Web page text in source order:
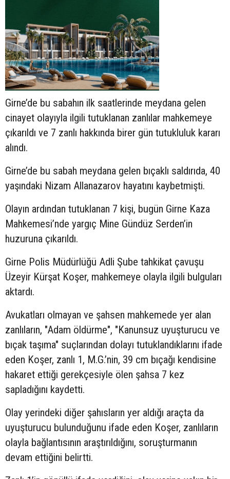
Girne’de bu sabahın ilk saatlerinde meydana gelen
cinayet olayıyla ilgili tutuklanan zanlılar mahkemeye
çıkarıldı ve 7 zanlı hakkında birer gün tutukluluk kararı
alındı.
Girne’de bu sabah meydana gelen bıçaklı saldırıda, 40
yaşındaki Nizam Allanazarov hayatını kaybetmişti.
Olayın ardından tutuklanan 7 kişi, bugün Girne Kaza
Mahkemesi’nde yargıç Mine Gündüz Serden’in
huzuruna çıkarıldı.
Girne Polis Müdürlüğü Adli Şube tahkikat çavuşu
Üzeyir Kürşat Koşer, mahkemeye olayla ilgili bulguları
aktardı.
Avukatları olmayan ve şahsen mahkemede yer alan
zanlıların, "Adam öldürme", "Kanunsuz uyuşturucu ve
bıçak taşıma" suçlarından dolayı tutuklandıklarını ifade
eden Koşer, zanlı 1, M.G.’nin, 39 cm bıçağı kendisine
hakaret ettiği gerekçesiyle ölen şahsa 7 kez
sapladığını kaydetti.
Olay yerindeki diğer şahısların yer aldığı araçta da
uyuşturucu bulunduğunu ifade eden Koşer, zanlıların
olayla bağlantısının araştırıldığını, soruşturmanın
devam ettiğini belirtti.